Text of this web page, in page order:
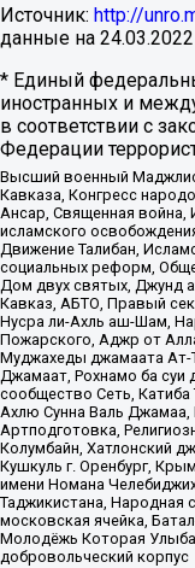
Источник: http://
данные на 24.03.2022
* Единый
иностранных и
в соответствии с
Федерации
Высший военный
Кавказа, Конгресс
Ансар, Священная война,
исламского
Движение Талибан,
социальных реформ,
Дом двух святых, Джунд
Кавказ, АБТО, Правый
Нусра ли-Ахль аш-Шам,
Пожарского, Аджр от
Муджахеды джамаата Ат-
Джамаат, Рохнамо ба суи
сообщество Сеть,
Ахлю Сунна Валь Джамаа,
Артподготовка,
Колумбайн, Хатлонский
Кушкуль г. Оренбург,
имени Номана
Таджикистана, Народная
московская ячейка,
Молодёжь Которая
добровольческий корпус